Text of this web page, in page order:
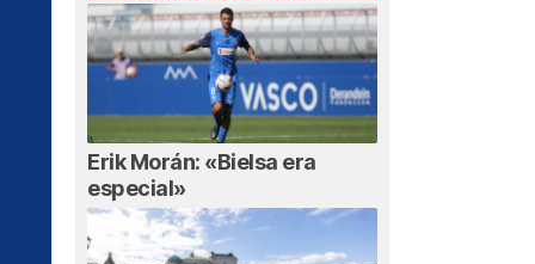
Erik Morán: «Bielsa era
especial»